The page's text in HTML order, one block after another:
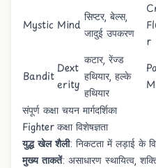
Mystic Mind
सिप्टर, बेल्स,
जादुई उपकरण
r
Bandit
Dext
erity
कटार, रेंज्ड
हथियार, हल्के
हथियार
संपूर्ण कक्षा चयन मार्गदर्शिका
Fighter कक्षा विशेषज्ञता
युद्ध खेल शैली: निकटता में लड़ाई के
मुख्य ताकतें: असाधारण स्थायित्व,